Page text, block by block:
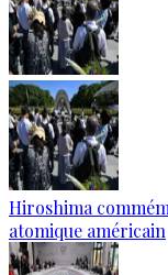
Hiroshima
atomique américain